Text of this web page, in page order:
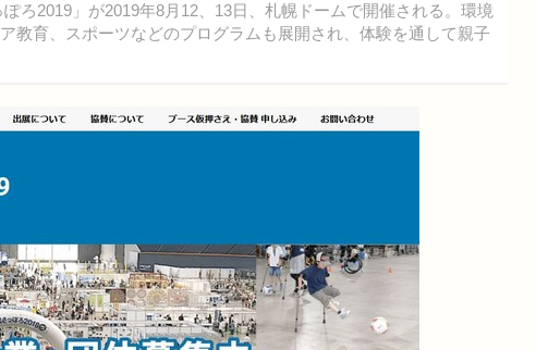
ろ2019」が2019年8月12、13日、札幌ドームで開催される。環境
教育、スポーツなどのプログラムも展開され、体験を通して親子